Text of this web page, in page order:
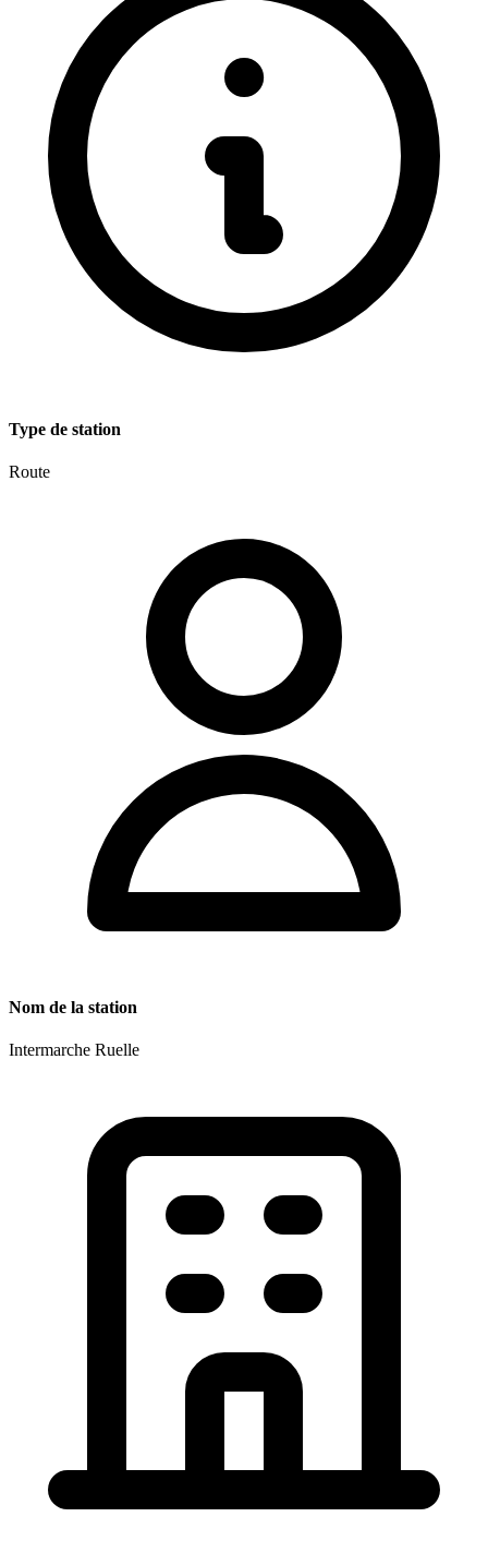
Type de station
Route
Nom de la station
Intermarche Ruelle